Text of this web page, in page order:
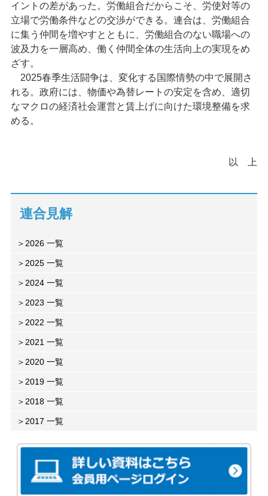
イントの差があった。労働組合だからこそ、労使対等の
立場で労働条件などの交渉ができる。連合は、労働組合
に集う仲間を増やすとともに、労働組合のない職場への
波及力を一層高め、働く仲間全体の生活向上の実現をめ
ざす。
2025春季生活闘争は、変化する国際情勢の中で展開さ
れる。政府には、物価や為替レートの安定を含め、適切
なマクロの経済社会運営と賃上げに向けた環境整備を求
める。
以 上
連合見解
2026 一覧
2025 一覧
2024 一覧
2023 一覧
2022 一覧
2021 一覧
2020 一覧
2019 一覧
2018 一覧
2017 一覧